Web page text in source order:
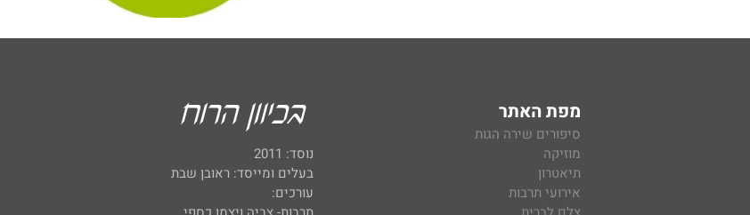
מפת האתר
סיפורים שירה הגות
מוזיקה
תיאטרון
אירועי תרבות
נוסד: 2011
בעלים ומייסד: ראובן שבת
עורכים: